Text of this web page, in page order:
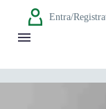
Entra/